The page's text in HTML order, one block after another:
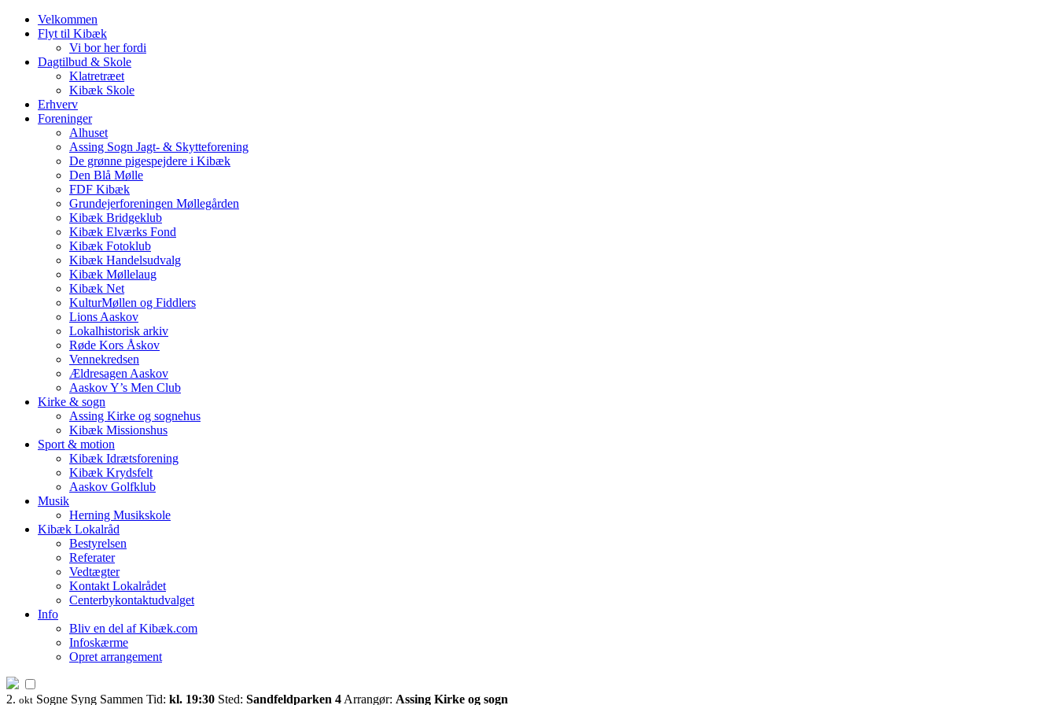
Velkommen
Flyt til Kibæk
Vi bor her fordi
Dagtilbud & Skole
Klatretræet
Kibæk Skole
Erhverv
Foreninger
Alhuset
Assing Sogn Jagt- & Skytteforening
De grønne pigespejdere i Kibæk
Den Blå Mølle
FDF Kibæk
Grundejerforeningen Møllegården
Kibæk Bridgeklub
Kibæk Elværks Fond
Kibæk Fotoklub
Kibæk Handelsudvalg
Kibæk Møllelaug
Kibæk Net
KulturMøllen og Fiddlers
Lions Aaskov
Lokalhistorisk arkiv
Røde Kors Åskov
Vennekredsen
Ældresagen Aaskov
Aaskov Y’s Men Club
Kirke & sogn
Assing Kirke og sognehus
Kibæk Missionshus
Sport & motion
Kibæk Idrætsforening
Kibæk Krydsfelt
Aaskov Golfklub
Musik
Herning Musikskole
Kibæk Lokalråd
Bestyrelsen
Referater
Vedtægter
Kontakt Lokalrådet
Centerbykontaktudvalget
Info
Bliv en del af Kibæk.com
Infoskærme
Opret arrangement
2. okt Sogne Syng Sammen Tid: kl. 19:30 Sted: Sandfeldparken 4 Arrangør: Assing Kirke og sogn